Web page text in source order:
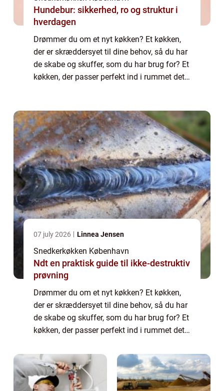
Hundebur: sikkerhed, ro og struktur i
hverdagen
Drømmer du om et nyt køkken? Et køkken,
der er skræddersyet til dine behov, så du har
de skabe og skuffer, som du har brug for? Et
køkken, der passer perfekt ind i rummet det
07 july 2026 Linnea Jensen
Snedkerkøkken København
Ndt en praktisk guide til ikke-destruktiv
prøvning
Drømmer du om et nyt køkken? Et køkken,
der er skræddersyet til dine behov, så du har
de skabe og skuffer, som du har brug for? Et
køkken, der passer perfekt ind i rummet det
I det tilfælde bør du overve...